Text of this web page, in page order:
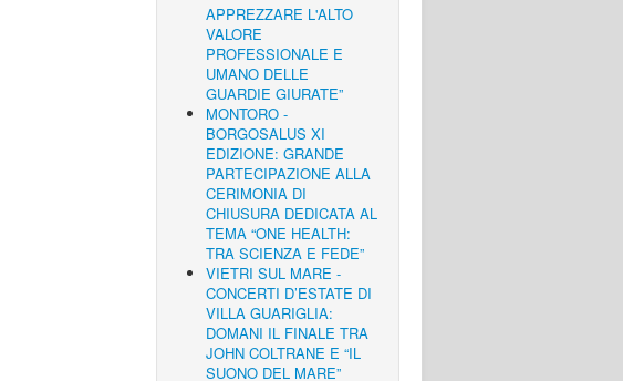
APPREZZARE L'ALTO
VALORE
PROFESSIONALE E
UMANO DELLE
GUARDIE GIURATE”
MONTORO -
BORGOSALUS XI
EDIZIONE: GRANDE
PARTECIPAZIONE ALLA
CERIMONIA DI
CHIUSURA DEDICATA AL
TEMA “ONE HEALTH:
TRA SCIENZA E FEDE”
VIETRI SUL MARE -
CONCERTI D’ESTATE DI
VILLA GUARIGLIA:
DOMANI IL FINALE TRA
JOHN COLTRANE E “IL
SUONO DEL MARE”